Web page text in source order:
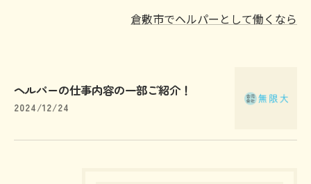
倉敷市でヘルパーとして働くなら
ヘルパーの仕事内容の一部ご紹介！
2024/12/24